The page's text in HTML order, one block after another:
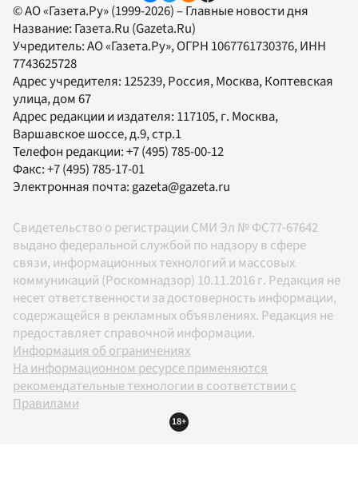
© АО «Газета.Ру» (1999-2026) – Главные новости дня
Название: Газета.Ru (Gazeta.Ru)
Учредитель:АО «Газета.Ру», ОГРН 1067761730376, ИНН
7743625728
Адрес учредителя: 125239, Россия, Москва, Коптевская
улица, дом 67
Адрес редакции и издателя: 117105, г. Москва,
Варшавское шоссе, д.9, стр.1
Телефон редакции:+7 (495) 785-00-12
Факс:+7 (495) 785-17-01
Электронная почта:gazeta@gazeta.ru
Свидетельство о регистрации СМИ Эл № ФС77-67642
выдано федеральной службой по надзору в сфере
связи, информационных технологий и массовых
коммуникаций (Роскомнадзор) 10.11.2016 г. Редакция не
несет ответственности за достоверность информации,
содержащейся в рекламных объявлениях. Редакция не
предоставляет справочной информации.
Информация об ограничениях
На информационном ресурсе применяются
рекомендательные технологии в соответствии с
Правилами
18+